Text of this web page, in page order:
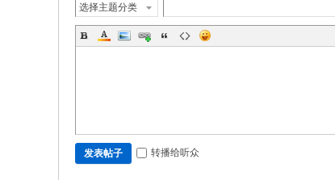
选择主题分类
发表帖子 转播给听众